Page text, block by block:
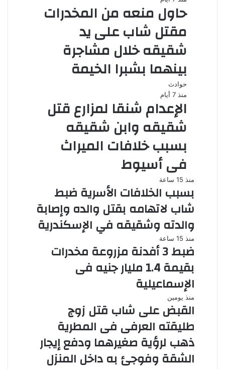
حاول منعه من المخدرات
مقتل شاب على يد
شقيقه خلال مشاجرة
بينهما بشبرا الخيمة
حوادث
منذ 7 أيام
الإعدام شنقا لمزارع قتل
شقيقه وابن شقيقه
بسبب خلافات الميراث
فى أسيوط
منذ 15 ساعة
بسبب الخلافات الأسرية ضبط
شاب لاتهامه بقتل والده وإصابة
والدته وشقيقه في الإسكندرية
منذ 15 ساعة
ضبط 3 أفدنة مزروعة مخدرات
بقيمة 1.4 مليار جنيه فى
الإسماعيلية
منذ يومين
القبض على شاب قتل زوج
طليقته العرفى فى المطرية
ذهب لرؤية صغيرهما ودفع إيجار
الشقة وفوجئ به داخل المنزل